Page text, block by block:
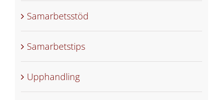
Samarbetsstöd
Samarbetstips
Upphandling